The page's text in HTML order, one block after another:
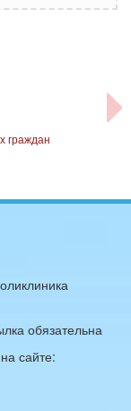
граждан
обязательна
сайте: